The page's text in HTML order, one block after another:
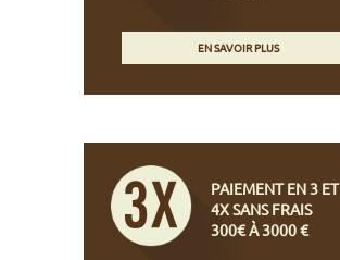
EN SAVOIR PLUS
PAIEMENT EN 3 ET
4X SANS FRAIS
300€ À 3000 €